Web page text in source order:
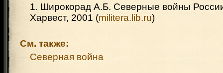
1. Широкорад А.Б. Северные войны
Харвест, 2001 (militera.lib.ru)
См. также:
Северная война